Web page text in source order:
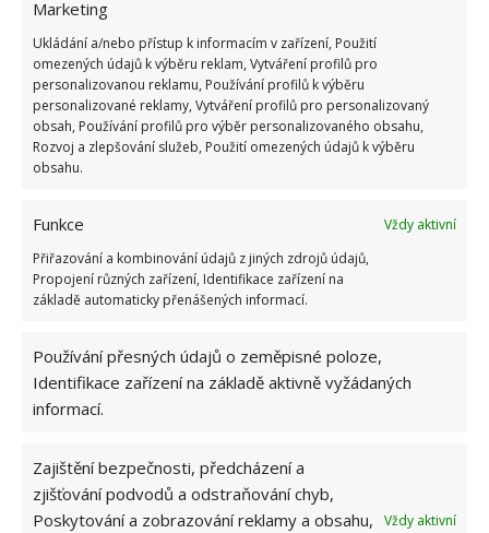
Marketing
Ukládání a/nebo přístup k informacím v zařízení, Použití
omezených údajů k výběru reklam, Vytváření profilů pro
personalizovanou reklamu, Používání profilů k výběru
personalizované reklamy, Vytváření profilů pro personalizovaný
obsah, Používání profilů pro výběr personalizovaného obsahu,
Rozvoj a zlepšování služeb, Použití omezených údajů k výběru
obsahu.
Funkce
Vždy aktivní
Přiřazování a kombinování údajů z jiných zdrojů údajů,
Propojení různých zařízení, Identifikace zařízení na
základě automaticky přenášených informací.
Používání přesných údajů o zeměpisné poloze,
Identifikace zařízení na základě aktivně vyžádaných
informací.
Zajištění bezpečnosti, předcházení a
zjišťování podvodů a odstraňování chyb,
Poskytování a zobrazování reklamy a obsahu,
Vždy aktivní
OBLÍBENÉ ČLÁNKY
Pokuta až 10 000 Kč hrozí za nesprávné sekání i
nesekání trávy. Záleží i na prostředku a lokaci
1.6.2026
Test znalostí o každodenní realitě za
komunismu: 10 retro otázek ukáže, kdo má
6.5.2026